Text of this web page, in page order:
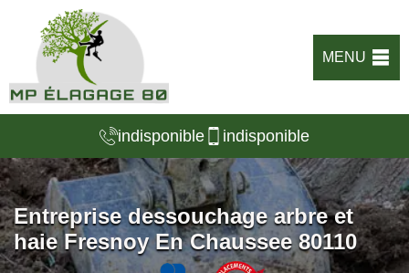
MENU
indisponible indisponible
Entreprise dessouchage arbre et
haie Fresnoy En Chaussee 80110